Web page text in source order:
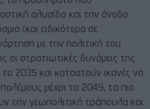
αλυσίδα και την άνοδο
(και ειδικότερα σε
με την πολιτική του
οι στρατιωτικές δυνάμεις της
2035 και καταστούν ικανές να
μέχρι το 2049, τα πιο
την γεωπολιτική τράπουλα και